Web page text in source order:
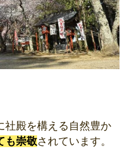
社殿を構える自然豊か
も崇敬されています。